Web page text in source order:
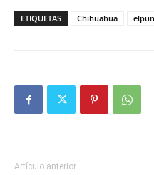
ETIQUETAS Chihuahua
Artículo anterior